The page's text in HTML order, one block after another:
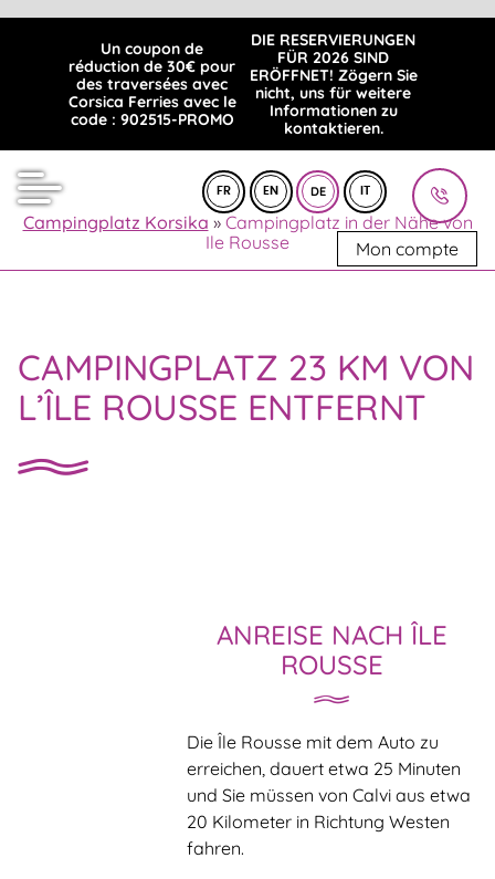
Un coupon de
réduction de 30€ pour
des traversées avec
Corsica Ferries avec le
code : 902515-PROMO
DIE RESERVIERUNGEN
FÜR 2026 SIND
ERÖFFNET! Zögern Sie
nicht, uns für weitere
Informationen zu
kontaktieren.
FR EN DE
Mon compte
Campingplatz Korsika » Campingplatz in der Nähe von
Ile Rousse
CAMPINGPLATZ 23 KM VON
L’ÎLE ROUSSE ENTFERNT
ANREISE NACH ÎLE
ROUSSE
Die Île Rousse mit dem Auto zu
erreichen, dauert etwa 25 Minuten
und Sie müssen von Calvi aus etwa
20 Kilometer in Richtung Westen
fahren.